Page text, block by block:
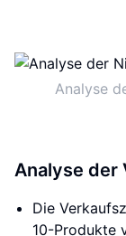
Analyse
Analyse der
Die
10-Produkte